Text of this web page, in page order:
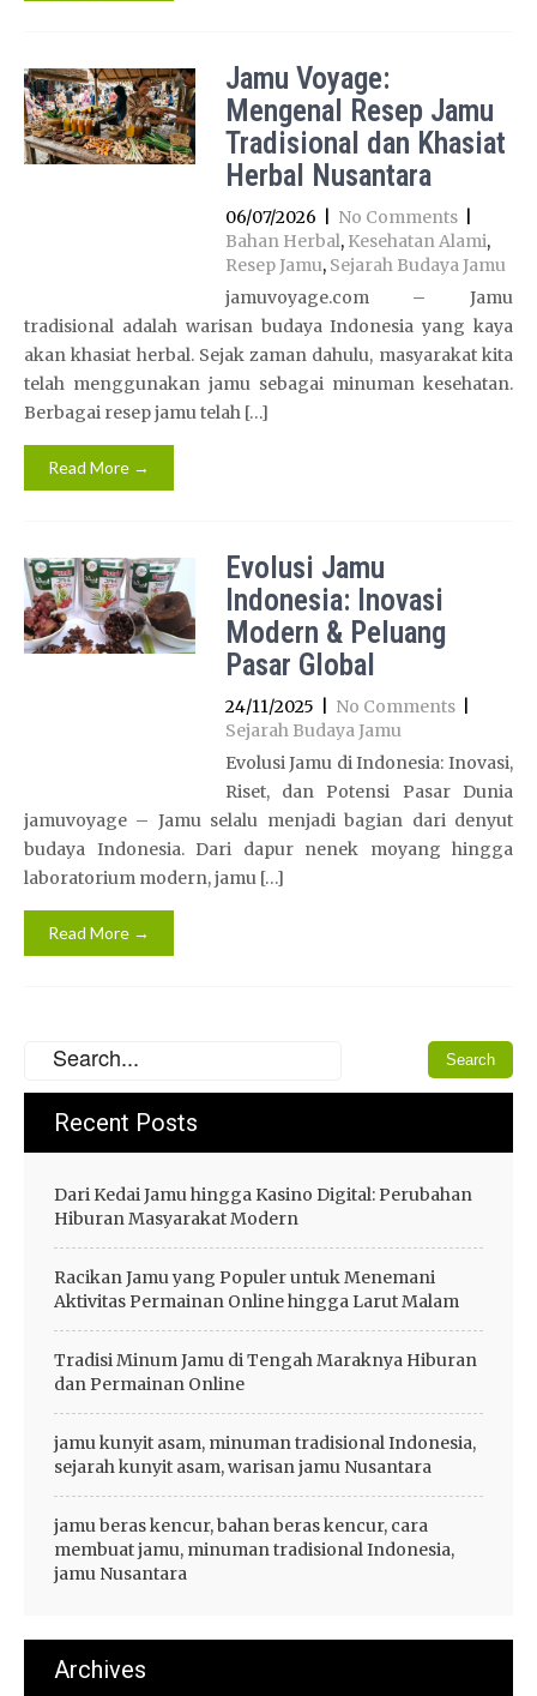
Jamu Voyage:
Mengenal Resep Jamu
Tradisional dan Khasiat
Herbal Nusantara
06/07/2026 No Comments
Bahan Herbal, Kesehatan Alami,
Resep Jamu, Sejarah Budaya Jamu
jamuvoyage.com – Jamu
tradisional adalah warisan budaya Indonesia yang kaya
akan khasiat herbal. Sejak zaman dahulu, masyarakat kita
telah menggunakan jamu sebagai minuman kesehatan.
Berbagai resep jamu telah […]
Read More →
Evolusi Jamu
Indonesia: Inovasi
Modern & Peluang
Pasar Global
24/11/2025 No Comments
Sejarah Budaya Jamu
Evolusi Jamu di Indonesia: Inovasi,
Riset, dan Potensi Pasar Dunia
jamuvoyage – Jamu selalu menjadi bagian dari denyut
budaya Indonesia. Dari dapur nenek moyang hingga
laboratorium modern, jamu […]
Read More →
Recent Posts
Dari Kedai Jamu hingga Kasino Digital: Perubahan
Hiburan Masyarakat Modern
Racikan Jamu yang Populer untuk Menemani
Aktivitas Permainan Online hingga Larut Malam
Tradisi Minum Jamu di Tengah Maraknya Hiburan
dan Permainan Online
jamu kunyit asam, minuman tradisional Indonesia,
sejarah kunyit asam, warisan jamu Nusantara
jamu beras kencur, bahan beras kencur, cara
membuat jamu, minuman tradisional Indonesia,
jamu Nusantara
Archives